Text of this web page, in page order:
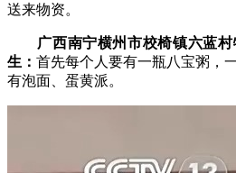
送来物资。
广西南宁横州市校椅镇六蓝
生： 首先每个人要有一瓶八宝粥，
有泡面、蛋黄派。